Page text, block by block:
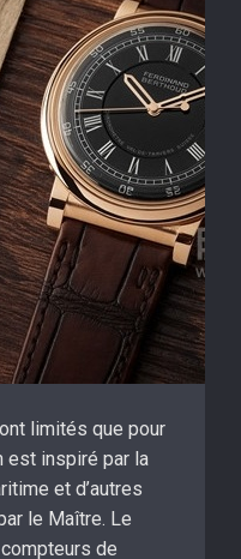
limités que pour
est inspiré par la
et d’autres
le Maître. Le
de